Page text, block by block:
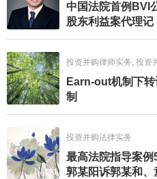
中国法院首例BVI
股东利益案代理记
投资并购律师实务, 投资
Earn-out机制下
制
投资并购法律实务
最高法院指导案例
郭某阳诉郭某和、